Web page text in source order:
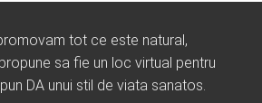
tot ce este natural,
sa fie un loc virtual pentru
DA unui stil de viata sanatos.